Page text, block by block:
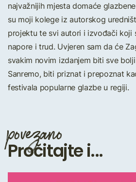
najvažnijih mjesta domaće
su moji kolege iz autorskog
projektu te svi autori i izvođači koji
napore i trud. Uvjeren sam da će
svakim novim izdanjem biti sve
Sanremo, biti priznat i prepoznat
festivala popularne glazbe u regiji.
povezano
Pročitajte i...